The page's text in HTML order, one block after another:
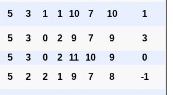
5 3 1 1 10 7 10 1
5 3 0 2 9 7 9
3
5 3 0 2 11 10 9
0
5 2 2 1 9 7 8 -1